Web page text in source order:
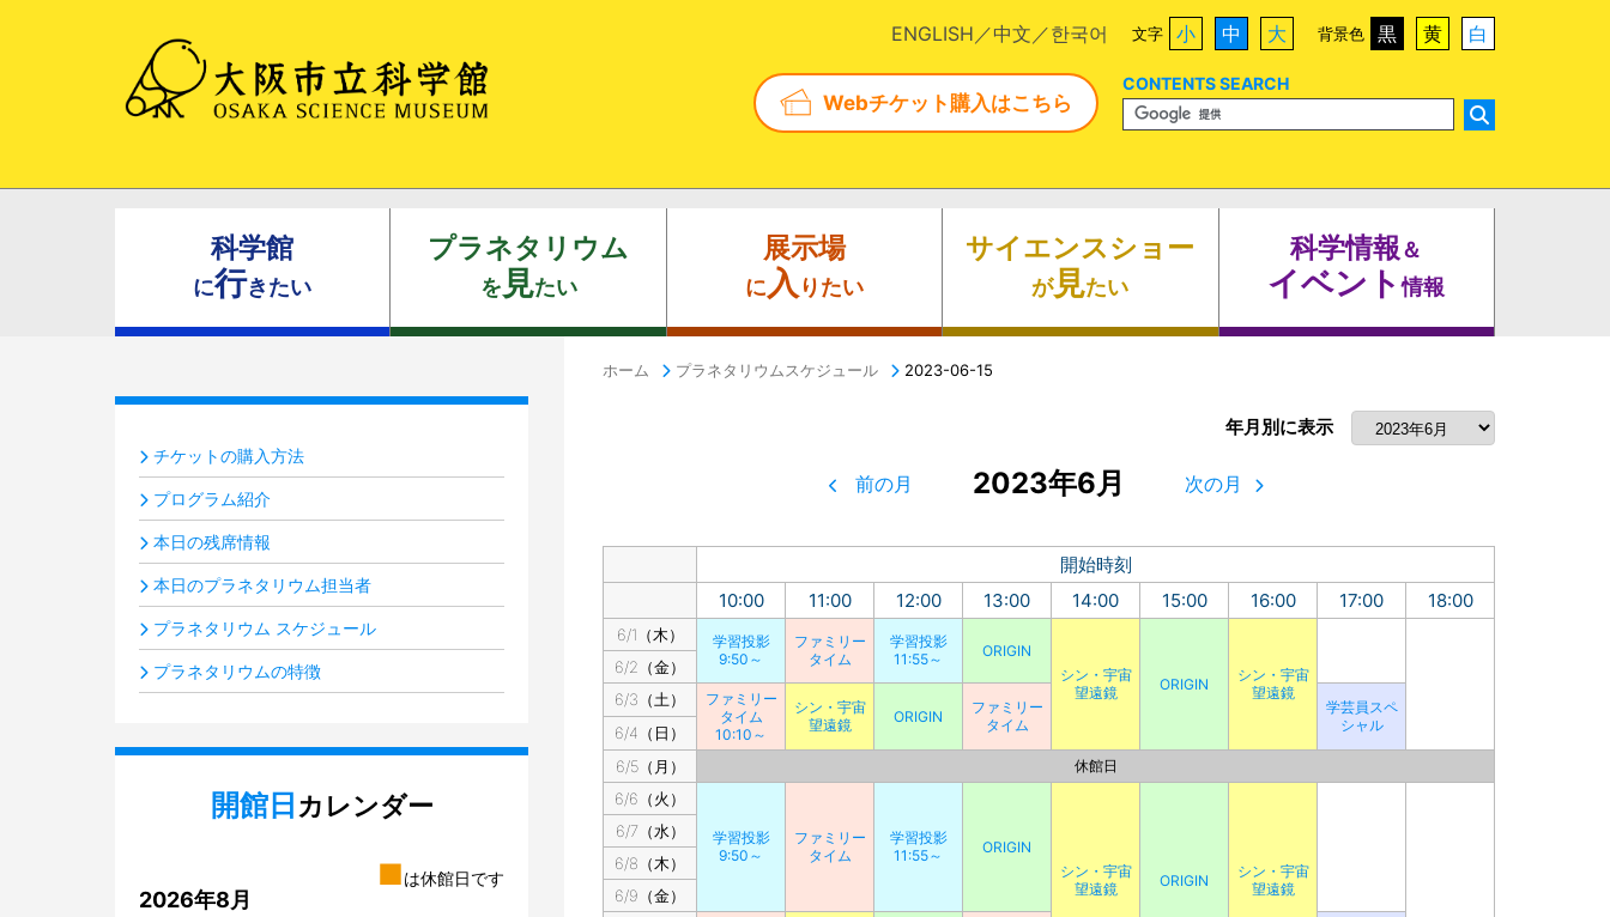
ENGLISH 中文 한국어 文字 小 中 大 背景色 黒 黄 白
Webチケット購入はこちら
CONTENTS SEARCH
科学館
に行きたい
プラネタリウム
を 見たい
展示場
に入 りたい
サイエンスショー
が見たい
科学情報＆
イベント情報
ホーム プラネタリウムスケジュール 2023-06-15
年月別に表示
前の月 2023年6月 次の月
開始時刻
10:00
11:00 12:00 13:00 14:00 15:00 16:00 17:00 18:00
6/1（木）
学習投影
9:50～
ファミリー
タイム
学習投影
11:55～
ORIGIN
シン・宇宙
望遠鏡
ORIGIN
シン・宇宙
望遠鏡
6/2（金）
6/3（土）
ファミリー
タイム
10:10～
シン・宇宙
望遠鏡
ORIGIN
ファミリー
タイム
学芸員スペ
シャル
6/4（日）
6/5（月）
休館日
6/6（火）
学習投影
9:50～
ファミリー
タイム
学習投影
11:55～
ORIGIN
シン・宇宙
望遠鏡
ORIGIN
シン・宇宙
望遠鏡
6/7（水）
6/8（木）
6/9（金）
チケットの購入方法
プログラム紹介
本日の残席情報
本日のプラネタリウム担当者
プラネタリウム スケジュール
プラネタリウムの特徴
開館日 カレンダー
■は休館日です
2026年8月